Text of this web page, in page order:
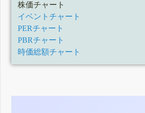
株価チャート
イベントチャート
PERチャート
PBRチャート
時価総額チャート